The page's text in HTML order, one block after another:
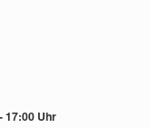
17:00 Uhr